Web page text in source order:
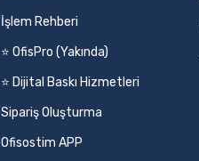
İşlem Rehberi
⭐ OfisPro (Yakında)
⭐ Dijital Baskı Hizmetleri
Sipariş Oluşturma
Ofisostim APP